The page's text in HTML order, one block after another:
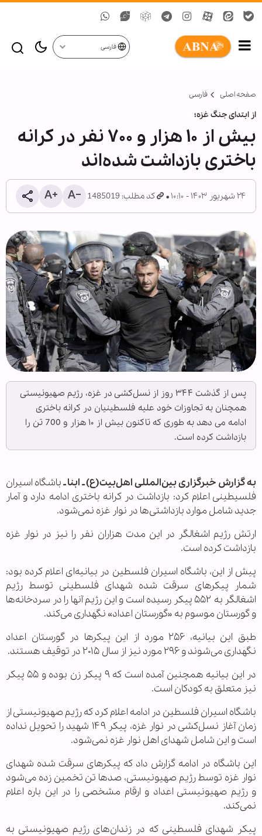
فارسی
صفحه اصلی فارسی
از ابتدای جنگ غزه؛
بیش از ۱۰ هزار و ۷۰۰ نفر در کرانه
باختری بازداشت شده‌اند
۲۴ شهریور ۱۴۰۳ - ۱۰:۱۰ کد مطلب: 1485019
پس از گذشت ۳۴۴ روز از نسل‌کشی در غزه، رژیم صهیونیستی
همچنان به تجاوزات خود علیه فلسطینیان در کرانه باختری
ادامه می دهد به طوری که تاکنون بیش از ۱۰ هزار و 700 تن را
بازداشت کرده است.
به گزارش خبرگزاری بین‌المللی اهل‌بیت(ع) ـ ابنا ـباشگاه اسیران
فلسیطینی اعلام کرد: بازداشت در کرانه باختری ادامه دارد و آمار
جدید شامل موارد بازداشتی‌ها در نوار غزه نمی‌شود.
ارتش رژیم اشغالگر در این مدت هزاران نفر را نیز در نوار غزه
بازداشت کرده است.
پیش از این، باشگاه اسیران فلسطین در بیانیه‌ای اعلام کرده بود:
شمار پیکرهای سرقت شده شهدای فلسطینی توسط رژیم
اشغالگر به ۵۵۲ پیکر رسیده است و این رژیم آنها را در سردخانه‌ها
و گورستان موسوم به «گورستان اعداد» نگهداری می‌کند.
طبق این بیانیه، ۲۵۶ مورد از این پیکرها در گورستان اعداد
نگهداری می‌شوند و ۲۹۶ مورد نیز از سال ۲۰۱۵ در توقیف هستند.
در این بیانیه همچنین آمده است که ۹ پیکر زن بوده و ۵۵ پیکر
نیز متعلق به کودکان است.
باشگاه اسیران فلسطین در ادامه اعلام کرد که رژیم صهیونیستی از
زمان آغاز نسل‌کشی در نوار غزه، پیکر ۱۴۹ شهید را تحویل نداده
است و این شامل شهدای اهل نوار غزه نمی‌شود.
این باشگاه در ادامه گزارش داد که پیکرهای سرقت شده شهدای
نوار غزه توسط رژیم صهیونیستی، صدها تن تخمین زده می‌شود
و رژیم صهیونیستی اعداد و ارقام مشخصی را در این باره اعلام
نمی‌کند.
پیکر شهدای فلسطینی که در زندان‌های رژیم صهیونیستی به